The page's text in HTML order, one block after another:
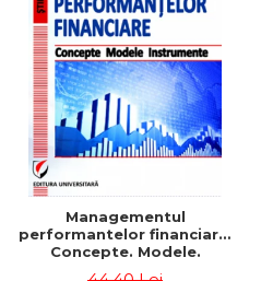
Managementul
performantelor financiare.
Concepte. Modele.